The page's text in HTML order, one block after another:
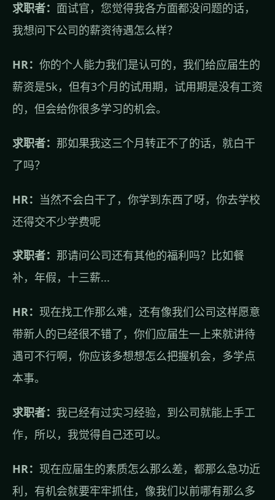
求职者： 面试官，您觉得我各方面都没问题的话，
我想问下公司的薪资待遇怎么样？
HR： 你的个人能力我们是认可的，我们给应届生的
薪资是5k，但有3个月的试用期，试用期是没有工资
的，但会给你很多学习的机会。
求职者： 那如果我这三个月转正不了的话，就白干
了吗？
HR： 当然不会白干了，你学到东西了呀，你去学校
还得交不少学费呢
求职者： 那请问公司还有其他的福利吗？比如餐
补，年假，十三薪...
HR： 现在找工作那么难，还有像我们公司这样愿意
带新人的已经很不错了，你们应届生一上来就讲待
遇可不行啊，你应该多想想怎么把握机会，多学点
本事。
求职者： 我已经有过实习经验，到公司就能上手工
作，所以，我觉得自己还可以。
HR： 现在应届生的素质怎么那么差，都那么急功近
利，有机会就要牢牢抓住，像我们以前哪有那么多